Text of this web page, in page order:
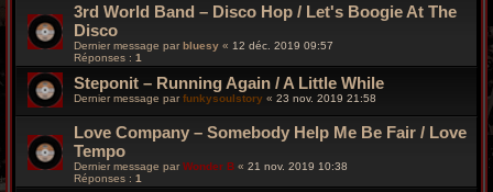
3rd World Band – Disco Hop / Let's Boogie At The
Disco
Dernier message par bluesy « 12 déc. 2019 09:57
Réponses : 1
Steponit – Running Again / A Little While
Dernier message parfunkysoulstory « 23 nov. 2019 21:58
Love Company – Somebody Help Me Be Fair / Love
Tempo
Dernier message par Wonder B « 21 nov. 2019 10:38
Réponses : 1